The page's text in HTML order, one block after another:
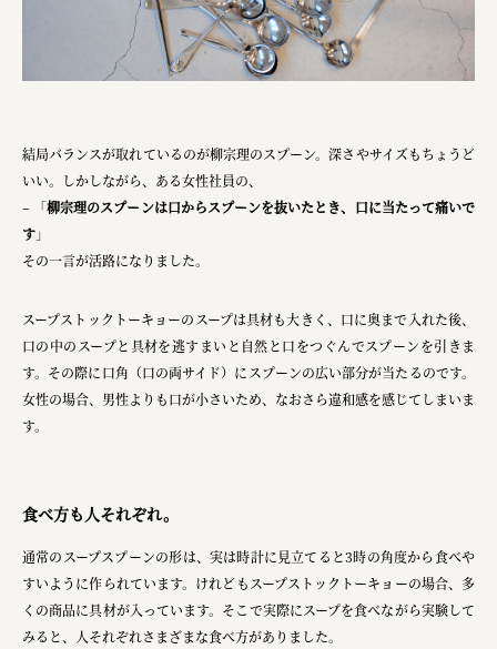
オーナークライアント 日南市／設計・施工 株式会社乃
株式会社美らイチゴ
SPACE COTAN株式会社 / 大樹町役場企画商工課航空宇
クワトロ Quattro
ユウキ食品株式会社, 株式会社ビーツ
お茶と酒たすき
野村不動産ビルディング株式会社
株式会社 京都産業振興センター
旭酒造株式会社
結局バランスが取れているのが柳宗理のスプーン。深さやサイズもちょうど
いい。しかしながら、ある女性社員の、​
– 「柳宗理のスプーンは口からスプーンを抜いたとき、口に当たって痛いで
す」​
その一言が活路になりました。​
スープストックトーキョーのスープは具材も大きく、口に奥まで入れた後、
口の中のスープと具材を逃すまいと自然と口をつぐんでスプーンを引きま
す。その際に口角（口の両サイド）にスプーンの広い部分が当たるのです。​
女性の場合、男性よりも口が小さいため、なおさら違和感を感じてしまいま
す。​
食べ方も人それぞれ​。
通常のスープスプーンの形は、実は時計に見立てると3時の角度から食べや
すいように作られています。​けれどもスープストックトーキョーの場合、多
くの商品に具材が入っています。そこで実際にスープを食べながら実験して
みると、人それぞれさまざまな食べ方がありました。​